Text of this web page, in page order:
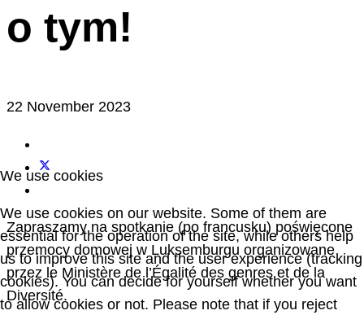
o tym!
22 November 2023
Zapraszamy na spotkanie (po francusku) poświęcone
przemocy domowej w Luksemburgu organizowane
przez le Ministère de l’Égalité des genres et de la
Diversité.
We use cookies
We use cookies on our website. Some of them are
essential for the operation of the site, while others help
us to improve this site and the user experience (tracking
cookies). You can decide for yourself whether you want
to allow cookies or not. Please note that if you reject